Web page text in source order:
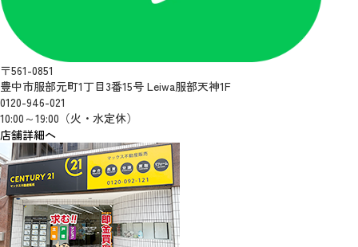
〒561-0851
豊中市服部元町1丁目3番15号 Leiwa服部天神1F
0120-946-021
10:00～19:00（火・水定休）
店舗詳細へ